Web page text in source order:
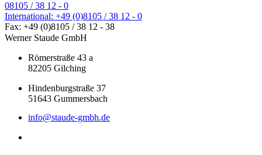
08105 / 38 12 - 0
International: +49 (0)8105 / 38 12 - 0
Fax: +49 (0)8105 / 38 12 - 38
Werner Staude GmbH
Römerstraße 43 a
82205 Gilching
Hindenburgstraße 37
51643 Gummersbach
info@staude-gmbh.de